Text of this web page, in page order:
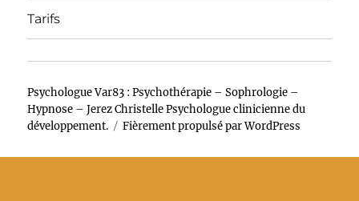
Tarifs
Psychologue Var83 : Psychothérapie – Sophrologie –
Hypnose – Jerez Christelle Psychologue clinicienne du
développement.
Fièrement propulsé par WordPress